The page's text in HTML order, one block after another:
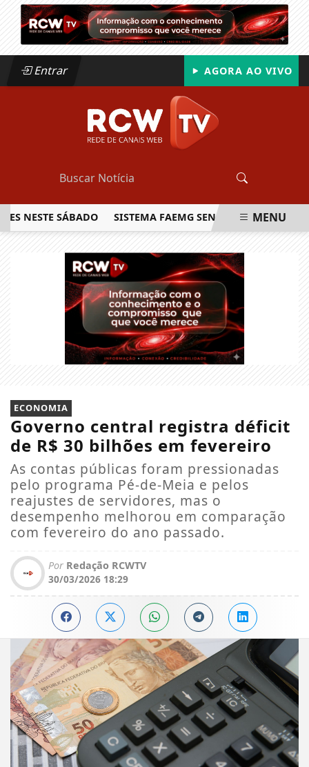
Entrar AGORA AO VIVO
SÁBADO SISTEMA FAEMG SENAR LANÇA O PRIMEIRO
MENU
ECONOMIA
Governo central registra déficit
de R$ 30 bilhões em fevereiro
As contas públicas foram pressionadas
pelo programa Pé-de-Meia e pelos
reajustes de servidores, mas o
desempenho melhorou em comparação
com fevereiro do ano passado.
Por Redação RCWTV
30/03/2026 18:29